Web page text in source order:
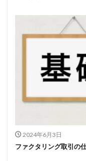
2024年6月3日
ファクタリング取引の